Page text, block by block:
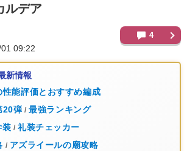
ルデア
09:22
4
新情報
性能評価とおすすめ編成
20弾 / 最強ランキング
装 / 礼装チェッカー
/ アズライールの廟攻略